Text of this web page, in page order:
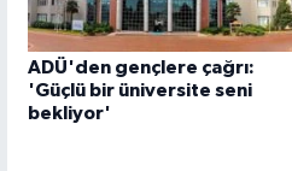
ADÜ'den gençlere çağrı:
'Güçlü bir üniversite seni
bekliyor'